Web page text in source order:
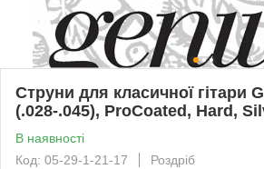
Струни для класичної гітари
(.028-.045), ProCoated, Hard,
В наявності
Код: 05-29-1-21-17
Роздріб